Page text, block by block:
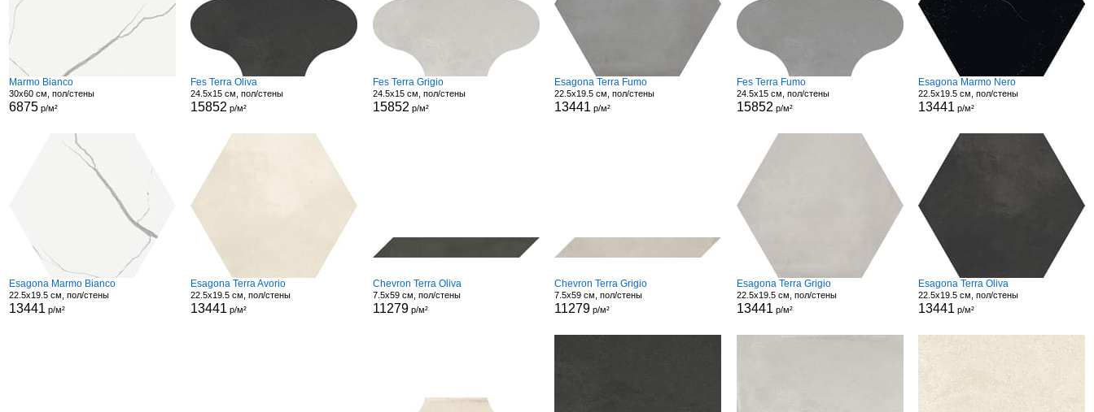
Marmo Bianco
30x60 см, пол/стены
6875р/м²
Fes Terra Oliva
24.5x15 см, пол/стены
15852 р/м²
Fes Terra Grigio
24.5x15 см, пол/стены
15852 р/м²
Esagona Terra Fumo
22.5x19.5 см, пол/стены
13441 р/м²
Fes Terra Fumo
24.5x15 см, пол/стены
15852 р/м²
Esagona Marmo Nero
22.5x19.5 см, пол/стены
13441 р/м²
Esagona Marmo Bianco
22.5x19.5 см, пол/стены
13441 р/м²
Esagona Terra Avorio
22.5x19.5 см, пол/стены
13441 р/м²
Chevron Terra Oliva
7.5x59 см, пол/стены
11279р/м²
Chevron Terra Grigio
7.5x59 см, пол/стены
11279 р/м²
Esagona Terra Grigio
22.5x19.5 см, пол/стены
13441 р/м²
Esagona Terra Oliva
22.5x19.5 см, пол/стены
13441 р/м²